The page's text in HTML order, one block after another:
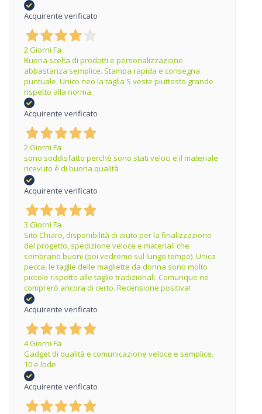
Acquirente verificato
2 Giorni Fa
Buona scelta di prodotti e personalizzazione
abbastanza semplice. Stampa rapida e consegna
puntuale. Unico neo la taglia S veste piuttosto grande
rispetto alla norma.
Acquirente verificato
2 Giorni Fa
sono soddisfatto perchè sono stati veloci e il materiale
ricevuto è di buona qualità
Acquirente verificato
3 Giorni Fa
Sito Chiaro, disponibilità di aiuto per la finalizzazione
del progetto, spedizione veloce e materiali che
sembrano buoni (poi vedremo sul lungo tempo). Unica
pecca, le taglie delle magliette da donna sono molto
piccole rispetto alle taglie tradizionali. Comunque ne
comprerò ancora di certo. Recensione positiva!
Acquirente verificato
4 Giorni Fa
Gadget di qualità e comunicazione veloce e semplice.
10 e lode
Acquirente verificato